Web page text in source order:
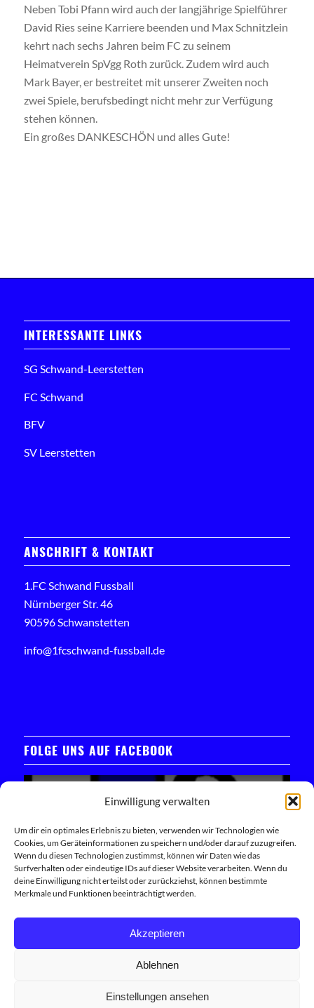
Einwilligung verwalten
Um dir ein optimales Erlebnis zu bieten, verwenden wir Technologien wie
Cookies, um Geräteinformationen zu speichern und/oder darauf zuzugreifen.
Wenn du diesen Technologien zustimmst, können wir Daten wie das
Surfverhalten oder eindeutige IDs auf dieser Website verarbeiten. Wenn du
deine Einwilligung nicht erteilst oder zurückziehst, können bestimmte
Merkmale und Funktionen beeinträchtigt werden.
Akzeptieren
Ablehnen
Einstellungen ansehen
Neben Tobi Pfann wird auch der langjährige Spielführer
David Ries seine Karriere beenden und Max Schnitzlein
kehrt nach sechs Jahren beim FC zu seinem
Heimatverein SpVgg Roth zurück. Zudem wird auch
Mark Bayer, er bestreitet mit unserer Zweiten noch
zwei Spiele, berufsbedingt nicht mehr zur Verfügung
stehen können.
Ein großes DANKESCHÖN und alles Gute!
INTERESSANTE LINKS
SG Schwand-Leerstetten
FC Schwand
BFV
SV Leerstetten
ANSCHRIFT & KONTAKT
1.FC Schwand Fussball
Nürnberger Str. 46
90596 Schwanstetten
info@1fcschwand-fussball.de
FOLGE UNS AUF FACEBOOK
Klicken Sie hier, um das Facebook-Widget zu laden
Trete unserer Facebook-Community bei
© Copyright 2026 - 1.FC Schwand Built with ♥ byInternetagentur Innovie